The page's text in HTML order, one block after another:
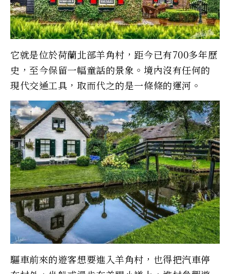
它就是位於荷蘭北部羊角村，距今已有700多年歷
史，至今保留一幅童話的景象。境內沒有任何的
現代交通工具，取而代之的是一條條的運河。
驅車前來的遊客想要進入羊角村，也得把汽車停